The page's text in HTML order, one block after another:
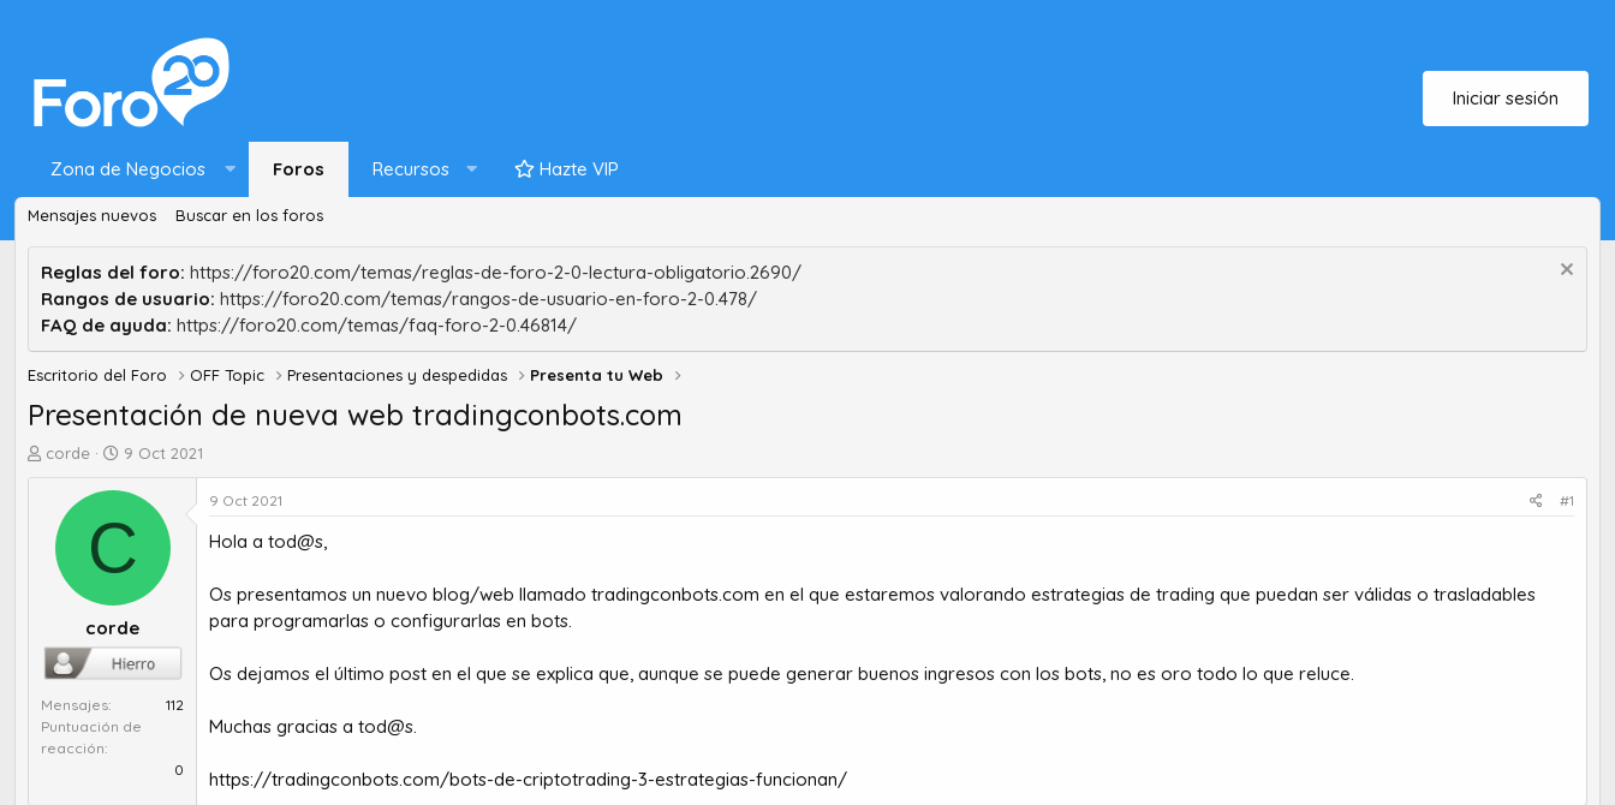
Iniciar sesión
Zona de Negocios Foros Recursos Hazte VIP
Mensajes nuevos Buscar en los foros
Reglas del foro: https://foro20.com/temas/reglas-de-foro-2-0-lectura-obligatorio.2690/
Rangos de usuario: https://foro20.com/temas/rangos-de-usuario-en-foro-2-0.478/
FAQ de ayuda: https://foro20.com/temas/faq-foro-2-0.46814/
Escritorio del Foro OFF Topic Presentaciones y despedidas Presenta tu Web
Presentación de nueva web tradingconbots.com
A
m
a
corde
F
c
h
a
d
i
n
i
c
o
9 Oct 2021
C
corde
Mensajes
112
Puntuación de
reacción
0
9 Oct 2021 #1
Hola a tod@s,
Os presentamos un nuevo blog/web llamado tradingconbots.com en el que estaremos valorando estrategias de trading que puedan ser válidas o trasladables
para programarlas o configurarlas en bots.
Os dejamos el último post en el que se explica que, aunque se puede generar buenos ingresos con los bots, no es oro todo lo que reluce.
Muchas gracias a tod@s.
https://tradingconbots.com/bots-de-criptotrading-3-estrategias-funcionan/